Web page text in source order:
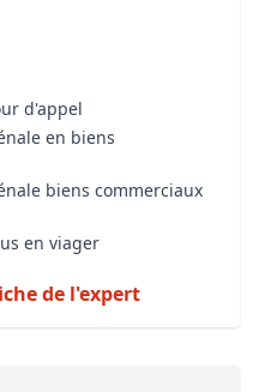
d'appel
en biens
biens commerciaux
en viager
de l'expert